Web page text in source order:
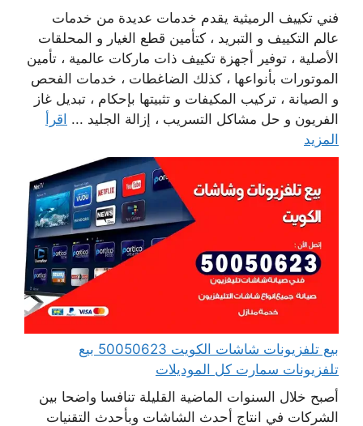
فني تكييف الرميثية يقدم خدمات عديدة من خدمات
عالم التكييف و التبريد ، كتأمين قطع الغيار و المحلقات
الأصلية ، توفير أجهزة تكييف ذات ماركات عالمية ، تأمين
الموتورات بأنواعها ، كذلك الضاغطات ، خدمات الفحص
و الصيانة ، تركيب المكيفات و تثبيتها بإحكام ، تبديل غاز
الفريون و حل مشاكل التسريب ، إزالة الجليد ... اقرأ
المزيد
بيع تلفزيونات شاشات الكويت 50050623 بيع
تلفزيونات سمارت كل الموديلات
أصبح خلال السنوات الماضية القليلة تنافسا واضحا بين
الشركات في انتاج أحدث الشاشات وبأحدث التقنيات